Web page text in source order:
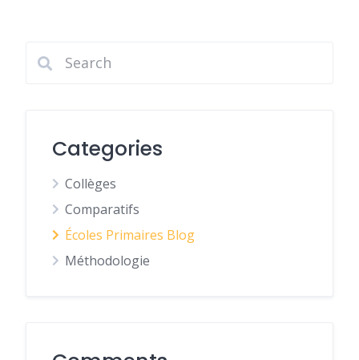
Categories
Collèges
Comparatifs
Écoles Primaires Blog
Méthodologie